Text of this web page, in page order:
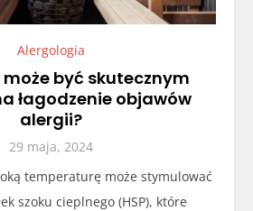
Alergologia
być skutecznym
łagodzenie objawów
alergii?
29 maja, 2024
temperaturę może stymulować
szoku cieplnego (HSP), które